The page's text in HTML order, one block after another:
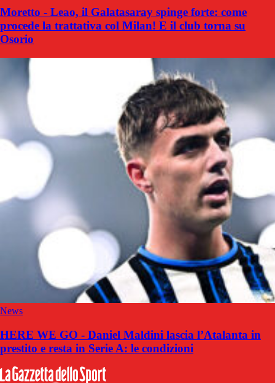
Moretto - Leao, il Galatasaray spinge forte: come
procede la trattativa col Milan! E il club torna su
Osorio
News
HERE WE GO - Daniel Maldini lascia l’Atalanta in
prestito e resta in Serie A: le condizioni